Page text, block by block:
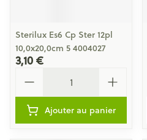
Sterilux Es6 Cp Ster 12pl
10,0x20,0cm 5 4004027
3,10 €
Ajouter au panier